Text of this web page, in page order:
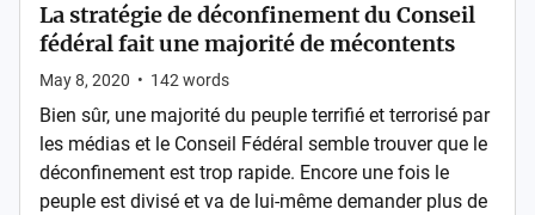
La stratégie de déconfinement du Conseil
fédéral fait une majorité de mécontents
May 8, 2020 • 142 words
Bien sûr, une majorité du peuple terrifié et terrorisé par
les médias et le Conseil Fédéral semble trouver que le
déconfinement est trop rapide. Encore une fois le
peuple est divisé et va de lui-même demander plus de